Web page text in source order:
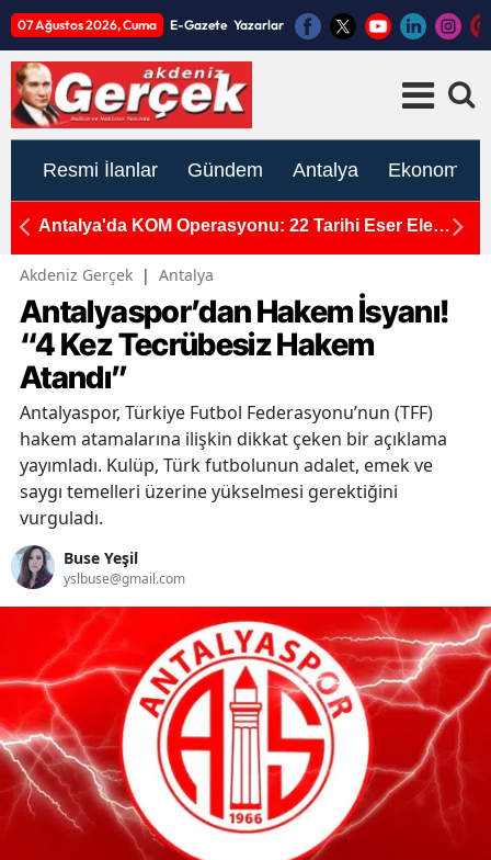
07 Ağustos 2026, Cuma E-Gazete Yazarlar
Resmi İlanlar Gündem Antalya Ekonomi
Antalya'da KOM Operasyonu: 22 Tarihi Eser Ele
Akdeniz Gerçek | Antalya
Antalyaspor’dan Hakem İsyanı!
“4 Kez Tecrübesiz Hakem
Atandı”
Antalyaspor, Türkiye Futbol Federasyonu’nun (TFF)
hakem atamalarına ilişkin dikkat çeken bir açıklama
yayımladı. Kulüp, Türk futbolunun adalet, emek ve
saygı temelleri üzerine yükselmesi gerektiğini
vurguladı.
Buse Yeşil
yslbuse@gmail.com